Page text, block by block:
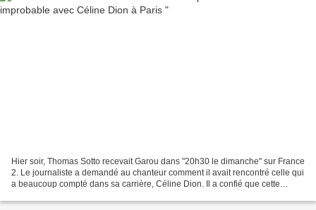
Hier soir, Thomas Sotto recevait Garou dans "20h30 le dimanche" sur France
2. Le journaliste a demandé au chanteur comment il avait rencontré celle qui
a beaucoup compté dans sa carrière, Céline Dion. Il a confié que cette